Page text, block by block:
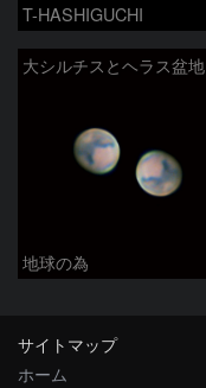
T-HASHIGUCHI
大シルチスとヘラス盆地
地球の為
サイトマップ
ホーム